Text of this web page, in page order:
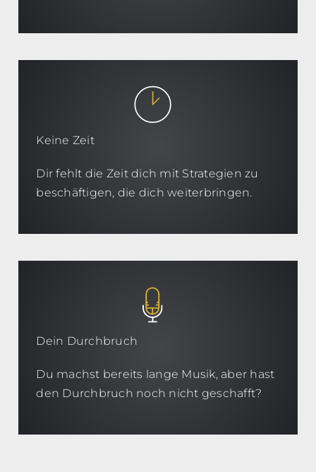
Keine Zeit
Dir fehlt die Zeit dich mit Strategien zu
beschäftigen, die dich weiterbringen.
Dein Durchbruch
Du machst bereits lange Musik, aber hast
den Durchbruch noch nicht geschafft?